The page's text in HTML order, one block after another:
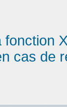
cas de